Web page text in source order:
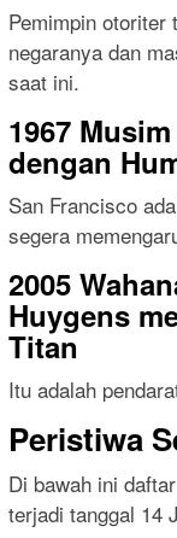
Pemimpin otoriter
negaranya dan
saat ini.
1967
dengan
San Francisco
segera
2005
Huygens
Titan
Itu adalah
Peristiwa
Di bawah ini
terjadi tanggal 14